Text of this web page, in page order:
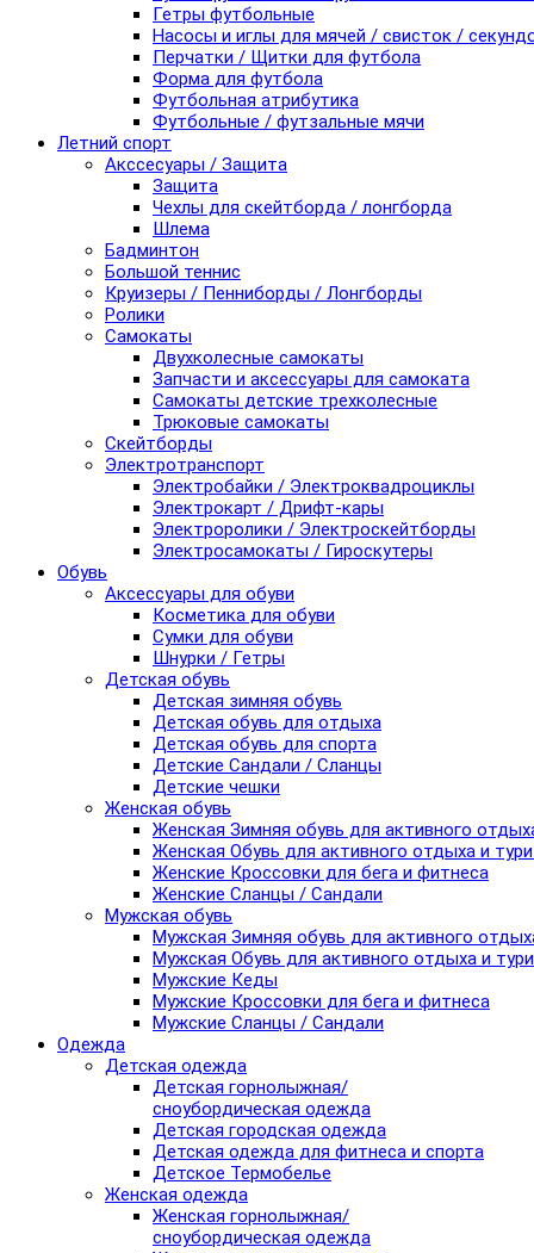
Гетры футбольные
Насосы и иглы для мячей / свисток /
Перчатки / Щитки для футбола
Форма для футбола
Футбольная атрибутика
Футбольные / футзальные мячи
Летний спорт
Акссесуары / Защита
Защита
Чехлы для скейтборда / лонгборда
Шлема
Бадминтон
Большой теннис
Круизеры / Пенниборды / Лонгборды
Ролики
Самокаты
Двухколесные самокаты
Запчасти и аксессуары для самоката
Самокаты детские трехколесные
Трюковые самокаты
Скейтборды
Электротранспорт
Электробайки / Электроквадроциклы
Электрокарт / Дрифт-кары
Электроролики / Электроскейтборды
Электросамокаты / Гироскутеры
Обувь
Аксессуары для обуви
Косметика для обуви
Сумки для обуви
Шнурки / Гетры
Детская обувь
Детская зимняя обувь
Детская обувь для отдыха
Детская обувь для спорта
Детские Сандали / Сланцы
Детские чешки
Женская обувь
Женская Зимняя обувь для активного
Женская Обувь для активного отдыха и
Женские Кроссовки для бега и фитнеса
Женские Сланцы / Сандали
Мужская обувь
Мужская Зимняя обувь для активного
Мужская Обувь для активного отдыха и
Мужские Кеды
Мужские Кроссовки для бега и фитнеса
Мужские Сланцы / Сандали
Одежда
Детская одежда
Детская горнолыжная/
сноубордическая одежда
Детская городская одежда
Детская одежда для фитнеса и спорта
Детское Термобелье
Женская одежда
Женская горнолыжная/
сноубордическая одежда